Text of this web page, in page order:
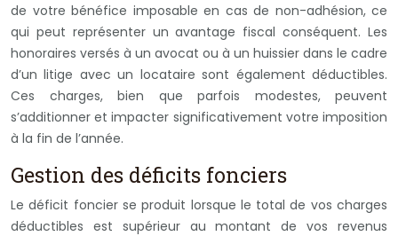
de votre bénéfice imposable en cas de non-adhésion, ce
qui peut représenter un avantage fiscal conséquent. Les
honoraires versés à un avocat ou à un huissier dans le cadre
d’un litige avec un locataire sont également déductibles.
Ces charges, bien que parfois modestes, peuvent
s’additionner et impacter significativement votre imposition
à la fin de l’année.
Gestion des déficits fonciers
Le déficit foncier se produit lorsque le total de vos charges
déductibles est supérieur au montant de vos revenus